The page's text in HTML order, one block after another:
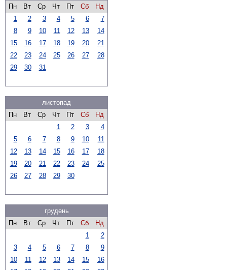
Пн
Вт Ср Чт Пт Сб
Нд
1
2 3 4 5 6
7
8
9 10 11 12 13
14
15
16 17 18 19 20
21
22
23 24 25 26 27
28
29
30 31
листопад
Пн
Вт Ср Чт Пт Сб
Нд
1
2 3
4
5
6 7 8 9 10
11
12
13 14 15 16 17
18
19
20 21 22 23 24
25
26
27 28 29 30
грудень
Пн
Вт Ср Чт Пт Сб
Нд
1
2
3
4 5 6 7 8
9
10
11 12 13 14 15
16